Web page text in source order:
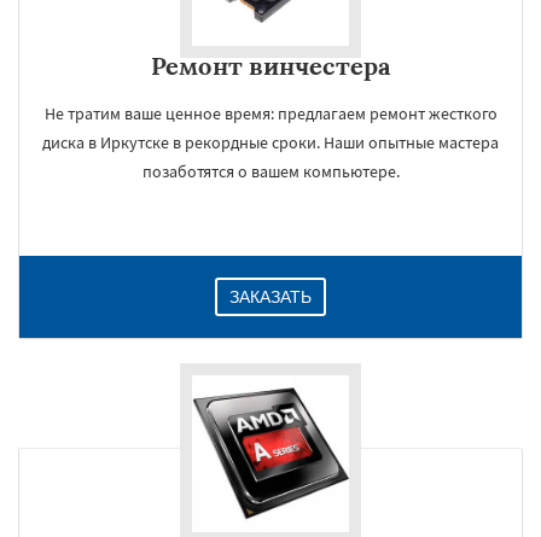
Ремонт винчестера
Не тратим ваше ценное время: предлагаем ремонт жесткого
диска в Иркутске в рекордные сроки. Наши опытные мастера
позаботятся о вашем компьютере.
ЗАКАЗАТЬ